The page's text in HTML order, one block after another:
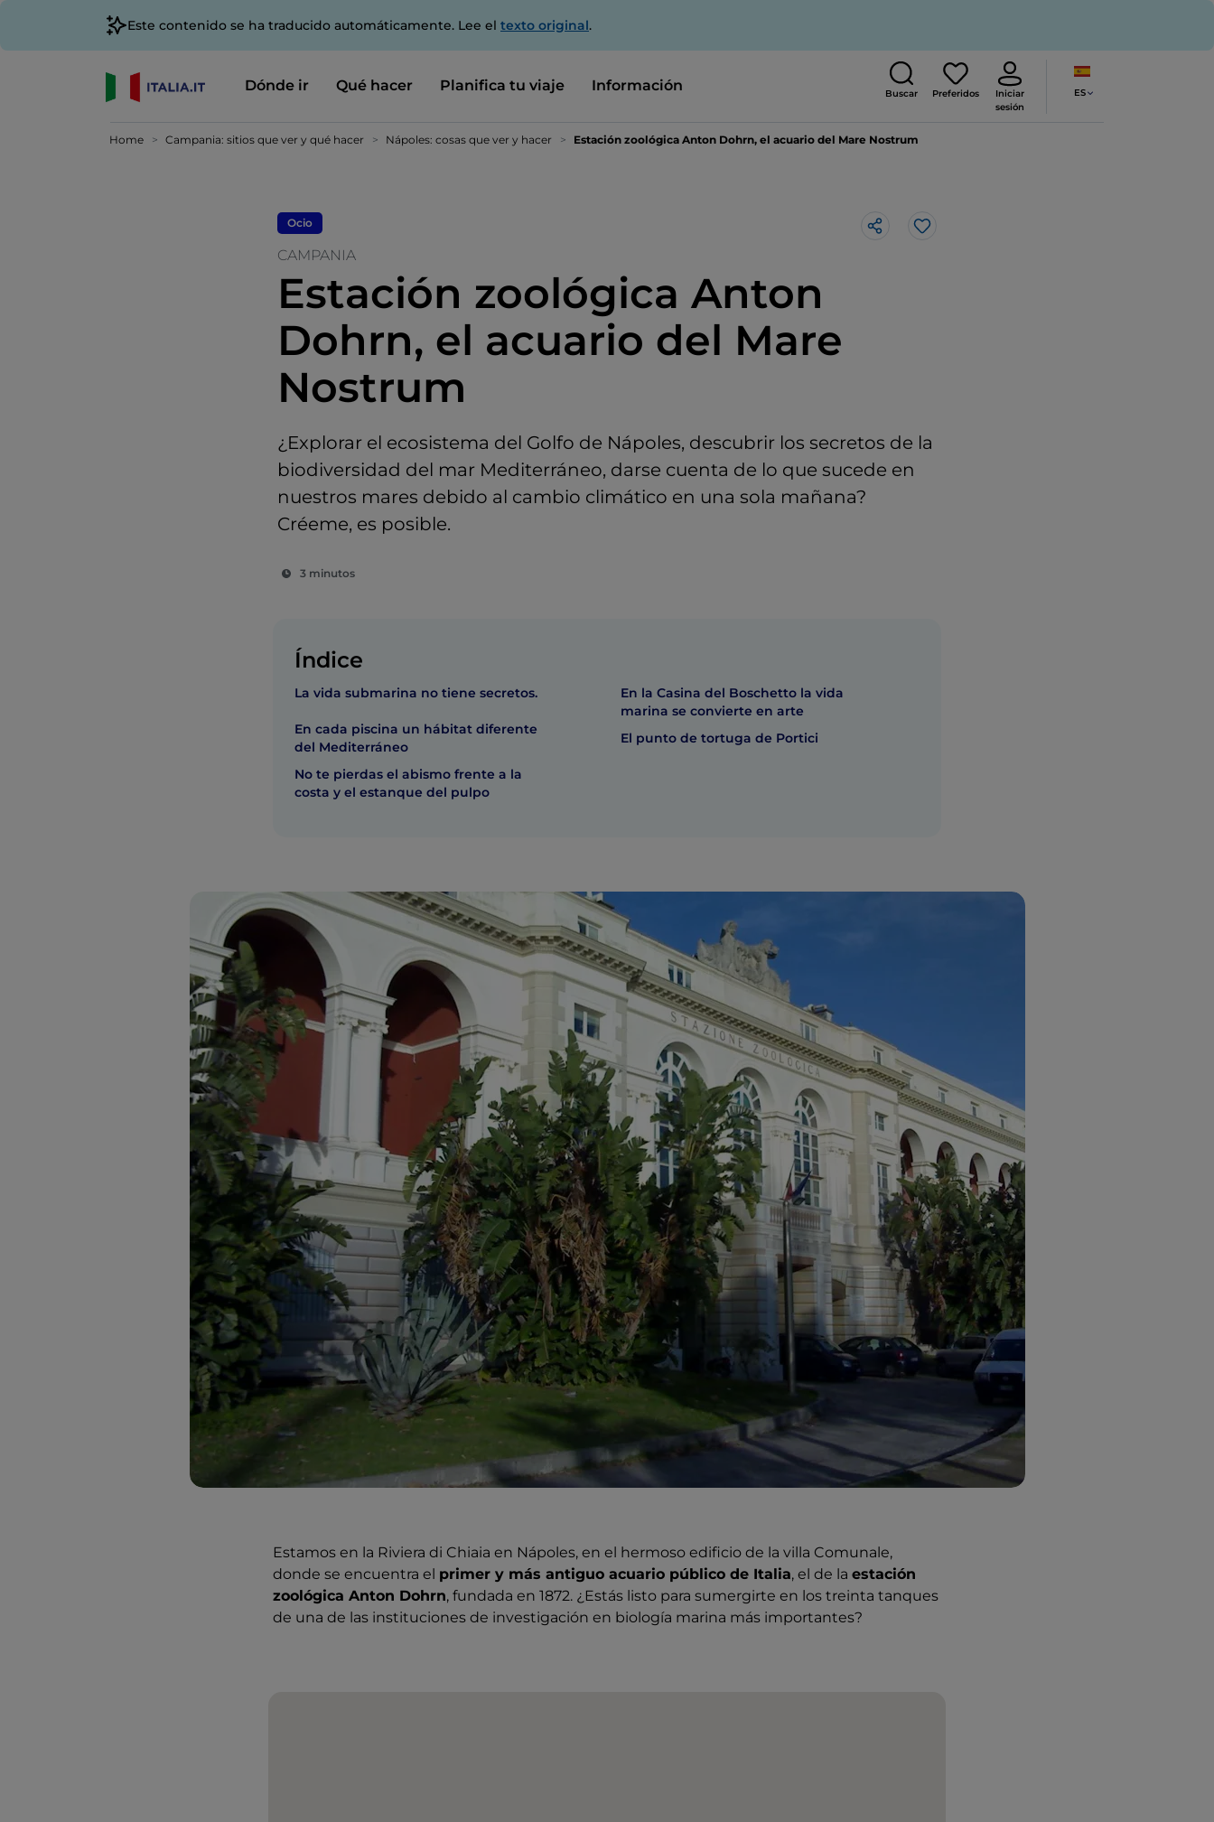
Este contenido se ha traducido automáticamente. Lee el texto original.
Dónde ir Qué hacer Planifica tu viaje Información Buscar Preferidos
Iniciar
sesión
ES
Home Campania: sitios que ver y qué hacer Nápoles: cosas que ver y hacer Estación zoológica Anton Dohrn, el acuario del Mare Nostrum
Ocio
CAMPANIA
Estación zoológica Anton
Dohrn, el acuario del Mare
Nostrum
¿Explorar el ecosistema del Golfo de Nápoles, descubrir los secretos de la
biodiversidad del mar Mediterráneo, darse cuenta de lo que sucede en
nuestros mares debido al cambio climático en una sola mañana?
Créeme, es posible.
3 minutos
Me gusta
Índice
La vida submarina no tiene secretos.
En cada piscina un hábitat diferente
del Mediterráneo
No te pierdas el abismo frente a la
costa y el estanque del pulpo
En la Casina del Boschetto la vida
marina se convierte en arte
El punto de tortuga de Portici
Estamos en la Riviera di Chiaia en Nápoles, en el hermoso edificio de la villa Comunale,
donde se encuentra el primer y más antiguo acuario público de Italia, el de la estación
zoológica Anton Dohrn, fundada en 1872. ¿Estás listo para sumergirte en los treinta tanques
de una de las instituciones de investigación en biología marina más importantes?